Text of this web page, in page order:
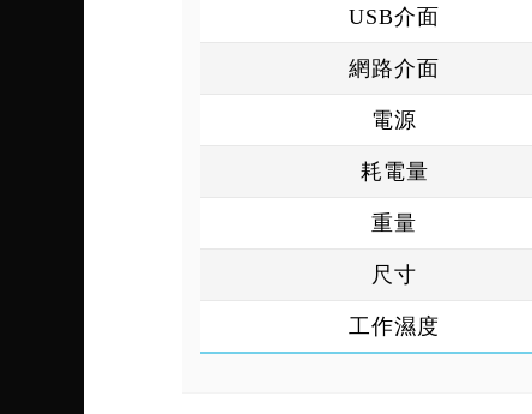
USB介面
網路介面
電源
耗電量
重量
尺寸
工作濕度